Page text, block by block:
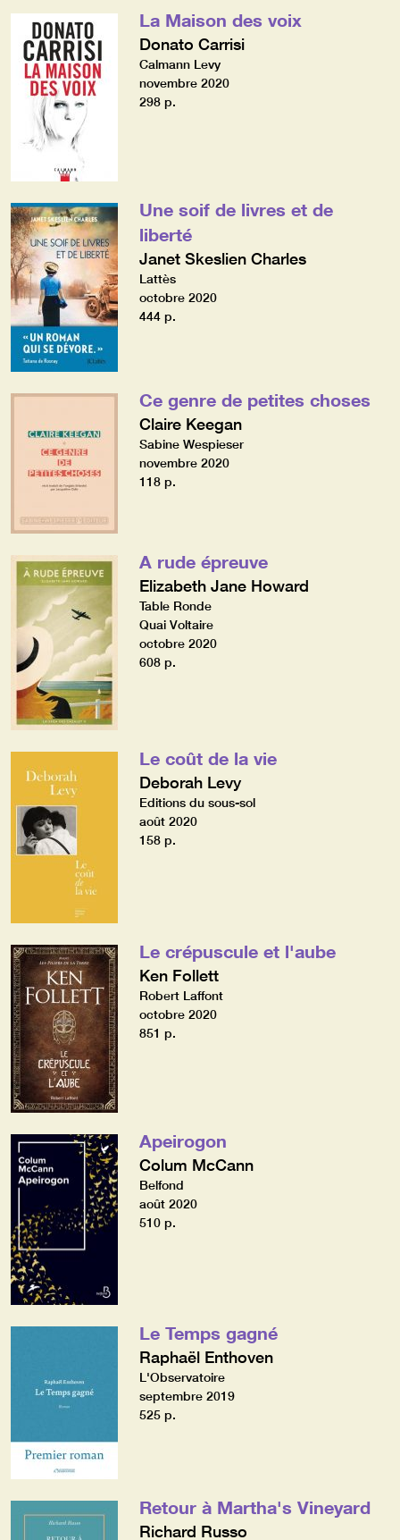
La Maison des voix
Donato Carrisi
Calmann Levy
novembre 2020
298 p.
Une soif de livres et de
liberté
Janet Skeslien Charles
Lattès
octobre 2020
444 p.
Ce genre de petites choses
Claire Keegan
Sabine Wespieser
novembre 2020
118 p.
A rude épreuve
Elizabeth Jane Howard
Table Ronde
Quai Voltaire
octobre 2020
608 p.
Le coût de la vie
Deborah Levy
Editions du sous-sol
août 2020
158 p.
Le crépuscule et l'aube
Ken Follett
Robert Laffont
octobre 2020
851 p.
Apeirogon
Colum McCann
Belfond
août 2020
510 p.
Le Temps gagné
Raphaël Enthoven
L'Observatoire
septembre 2019
525 p.
Retour à Martha's Vineyard
Richard Russo